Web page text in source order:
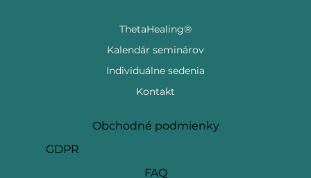
ThetaHealing®
Kalendár seminárov
Individuálne sedenia
Kontakt
Obchodné podmienky
GDPR
FAQ